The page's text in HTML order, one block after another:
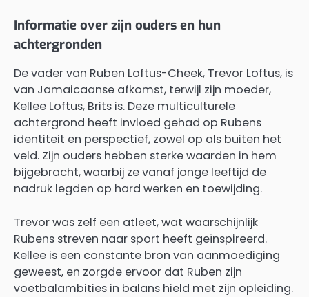
Informatie over zijn ouders en hun
achtergronden
De vader van Ruben Loftus-Cheek, Trevor Loftus, is
van Jamaicaanse afkomst, terwijl zijn moeder,
Kellee Loftus, Brits is. Deze multiculturele
achtergrond heeft invloed gehad op Rubens
identiteit en perspectief, zowel op als buiten het
veld. Zijn ouders hebben sterke waarden in hem
bijgebracht, waarbij ze vanaf jonge leeftijd de
nadruk legden op hard werken en toewijding.
Trevor was zelf een atleet, wat waarschijnlijk
Rubens streven naar sport heeft geïnspireerd.
Kellee is een constante bron van aanmoediging
geweest, en zorgde ervoor dat Ruben zijn
voetbalambities in balans hield met zijn opleiding.